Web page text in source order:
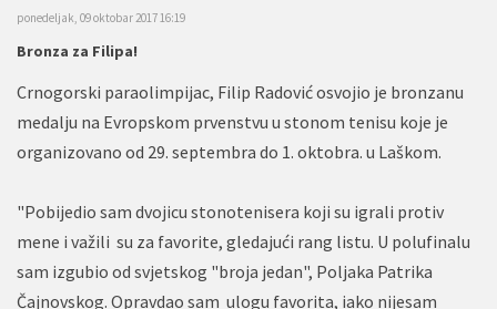
ponedeljak, 09 oktobar 2017 16:19
Bronza za Filipa!
Crnogorski paraolimpijac, Filip Radović osvojio je bronzanu
medalju na Evropskom prvenstvu u stonom tenisu koje je
organizovano od 29. septembra do 1. oktobra. u Laškom.
"Pobijedio sam dvojicu stonotenisera koji su igrali protiv
mene i važili su za favorite, gledajući rang listu. U polufinalu
sam izgubio od svjetskog "broja jedan", Poljaka Patrika
Čajnovskog. Opravdao sam ulogu favorita, iako nijesam